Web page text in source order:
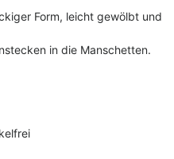
Form, leicht gewölbt und
in die Manschetten.